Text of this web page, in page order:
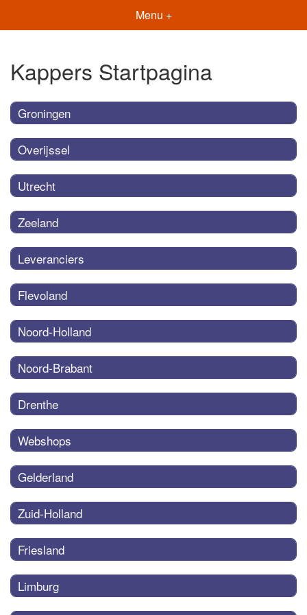
Menu +
Kappers Startpagina
Groningen
Overijssel
Utrecht
Zeeland
Leveranciers
Flevoland
Noord-Holland
Noord-Brabant
Drenthe
Webshops
Gelderland
Zuid-Holland
Friesland
Limburg